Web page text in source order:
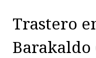
Trastero
Barakaldo